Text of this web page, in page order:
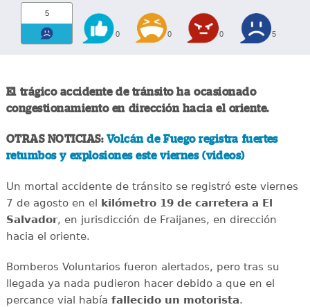
5
0 0 0 5
El trágico accidente de tránsito ha ocasionado
congestionamiento en dirección hacia el oriente.
OTRAS NOTICIAS: Volcán de Fuego registra fuertes
retumbos y explosiones este viernes (videos)
Un mortal accidente de tránsito se registró este viernes
7 de agosto en el kilómetro 19 de carretera a El
Salvador, en jurisdicción de Fraijanes, en dirección
hacia el oriente.
Bomberos Voluntarios fueron alertados, pero tras su
llegada ya nada pudieron hacer debido a que en el
percance vial había fallecido un motorista.